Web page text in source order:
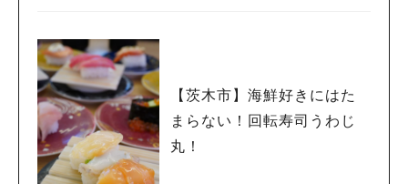
【茨木市】海鮮好きにはた
まらない！回転寿司うわじ
丸！